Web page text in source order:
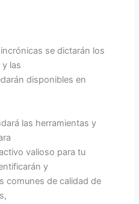
se dictarán los
y las
disponibles en
las herramientas y
valioso para tu
y
comunes de calidad de